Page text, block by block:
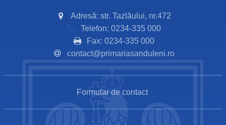
Adresă: str. Tazlăului, nr.472
Telefon: 0234-335 000
Fax: 0234-335 000
contact@primariasanduleni.ro
Formular de contact